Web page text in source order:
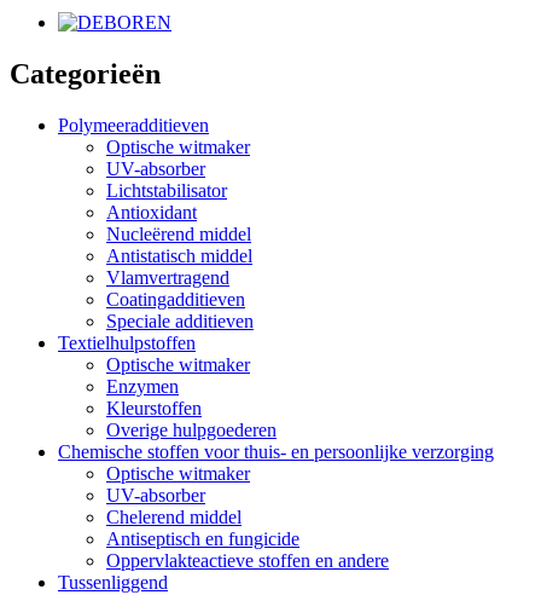
Categorieën
Polymeeradditieven
Optische witmaker
UV-absorber
Lichtstabilisator
Antioxidant
Nucleërend middel
Antistatisch middel
Vlamvertragend
Coatingadditieven
Speciale additieven
Textielhulpstoffen
Optische witmaker
Enzymen
Kleurstoffen
Overige hulpgoederen
Chemische stoffen voor thuis- en persoonlijke verzorging
Optische witmaker
UV-absorber
Chelerend middel
Antiseptisch en fungicide
Oppervlakteactieve stoffen en andere
Tussenliggend